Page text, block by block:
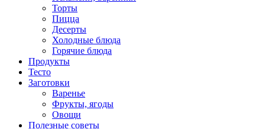
Торты
Пицца
Десерты
Холодные блюда
Горячие блюда
Продукты
Тесто
Заготовки
Варенье
Фрукты, ягоды
Овощи
Полезные советы